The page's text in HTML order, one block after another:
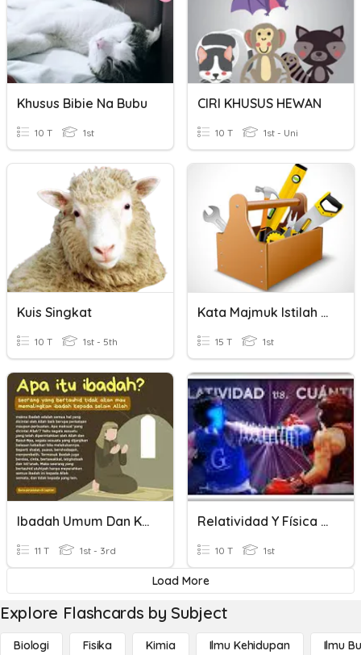
Khusus Bibie Na Bubu
10 T 1st
CIRI KHUSUS HEWAN
10 T 1st - Uni
Kuis Singkat
10 T 1st - 5th
Kata Majmuk Istilah Khusus
15 T 1st
Ibadah Umum Dan Khusus
11 T 1st - 3rd
Relatividad Y Física Cuántica
10 T 1st
Load More
Explore Flashcards by Subject
Biologi Fisika Kimia Ilmu Kehidupan Ilmu